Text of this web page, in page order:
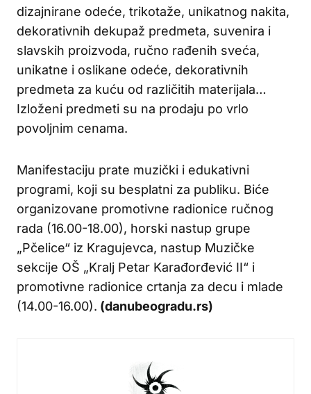
dizajnirane odeće, trikotaže, unikatnog nakita,
dekorativnih dekupaž predmeta, suvenira i
slavskih proizvoda, ručno rađenih sveća,
unikatne i oslikane odeće, dekorativnih
predmeta za kuću od različitih materijala…
Izloženi predmeti su na prodaju po vrlo
povoljnim cenama.
Manifestaciju prate muzički i edukativni
programi, koji su besplatni za publiku. Biće
organizovane promotivne radionice ručnog
rada (16.00-18.00), horski nastup grupe
„Pčelice“ iz Kragujevca, nastup Muzičke
sekcije OŠ „Kralj Petar Karađorđević II“ i
promotivne radionice crtanja za decu i mlade
(14.00-16.00). (danubeogradu.rs)